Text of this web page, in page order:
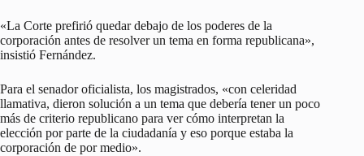
«La Corte prefirió quedar debajo de los poderes de la
corporación antes de resolver un tema en forma republicana»,
insistió Fernández.
Para el senador oficialista, los magistrados, «con celeridad
llamativa, dieron solución a un tema que debería tener un poco
más de criterio republicano para ver cómo interpretan la
elección por parte de la ciudadanía y eso porque estaba la
corporación de por medio».